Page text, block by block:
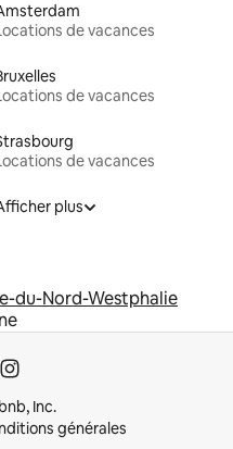
de vacances
de vacances
de vacances
plus
du-Nord-Westphalie
Inc.
générales